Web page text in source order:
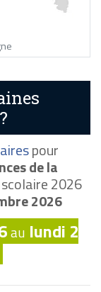
pour
de la
2026
2026
au lundi 2